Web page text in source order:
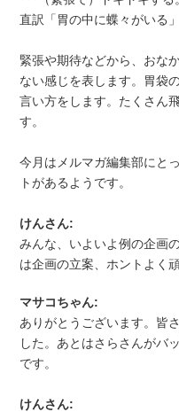
直訳「胃の中に蝶々がいる」
緊張や期待などから、おな
ない感じを表します。胃袋
言い方をします。たくさん
す。
今月はメルマガ編集部にと
トがあるようです。
けんさん:
みんな、いよいよ例の企画
は企画の立案、ホントよく
マサコちゃん:
ありがとうございます。皆
した。あとはさらさんがバ
です。
けんさん: